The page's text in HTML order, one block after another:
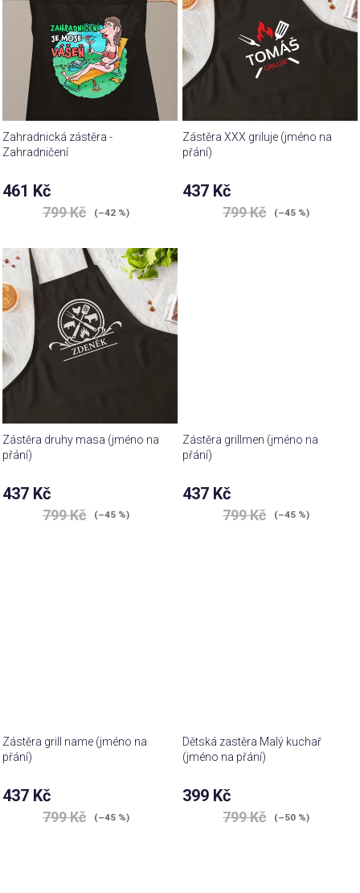
Zahradnická zástěra -
Zahradničení
461 Kč
799 Kč (–42 %)
Zástěra XXX griluje (jméno na
přání)
437 Kč
799 Kč (–45 %)
Zástěra druhy masa (jméno na
přání)
437 Kč
799 Kč (–45 %)
Zástěra grillmen (jméno na
přání)
437 Kč
799 Kč (–45 %)
Zástěra grill name (jméno na
přání)
437 Kč
799 Kč (–45 %)
Dětská zastěra Malý kuchař
(jméno na přání)
399 Kč
799 Kč (–50 %)